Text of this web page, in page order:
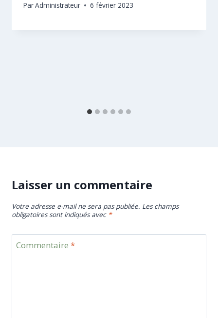
ParAdministrateur 6 février 2023
Laisser un commentaire
Votre adresse e-mail ne sera pas publiée. Les champs
obligatoires sont indiqués avec *
Commentaire *